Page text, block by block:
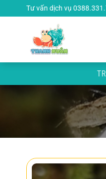
đến
Tư vấn dịch vụ